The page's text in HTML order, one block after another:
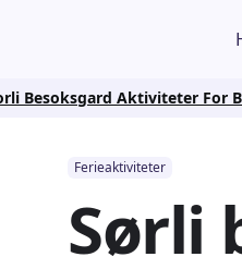
Besoksgard Aktiviteter For
Ferieaktiviteter
Sørli